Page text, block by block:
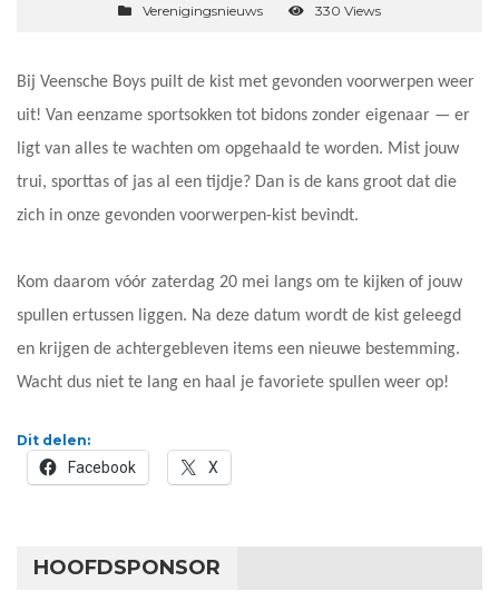
Verenigingsnieuws
330 Views
Bij Veensche Boys puilt de kist met gevonden voorwerpen weer
uit! Van eenzame sportsokken tot bidons zonder eigenaar — er
ligt van alles te wachten om opgehaald te worden. Mist jouw
trui, sporttas of jas al een tijdje? Dan is de kans groot dat die
zich in onze gevonden voorwerpen-kist bevindt.
Kom daarom vóór zaterdag 20 mei langs om te kijken of jouw
spullen ertussen liggen. Na deze datum wordt de kist geleegd
en krijgen de achtergebleven items een nieuwe bestemming.
Wacht dus niet te lang en haal je favoriete spullen weer op!
Dit delen:
Facebook X
HOOFDSPONSOR